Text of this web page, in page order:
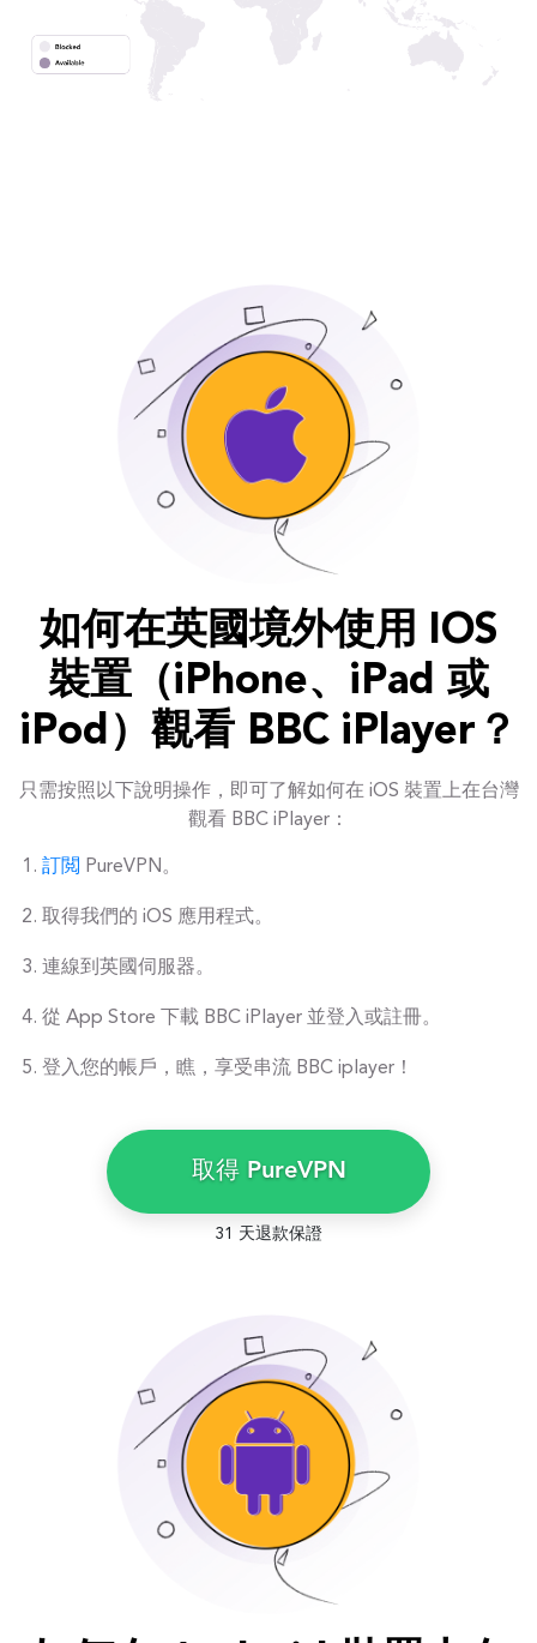
如何在英國境外使用 IOS
裝置（iPhone、iPad 或
iPod）觀看 BBC iPlayer？
只需按照以下說明操作，即可了解如何在 iOS 裝置上在台灣
觀看 BBC iPlayer：
訂閲 PureVPN。
取得我們的 iOS 應用程式。
連線到英國伺服器。
從 App Store 下載 BBC iPlayer 並登入或註冊。
登入您的帳戶，瞧，享受串流 BBC iplayer！
取得 PureVPN
31 天退款保證